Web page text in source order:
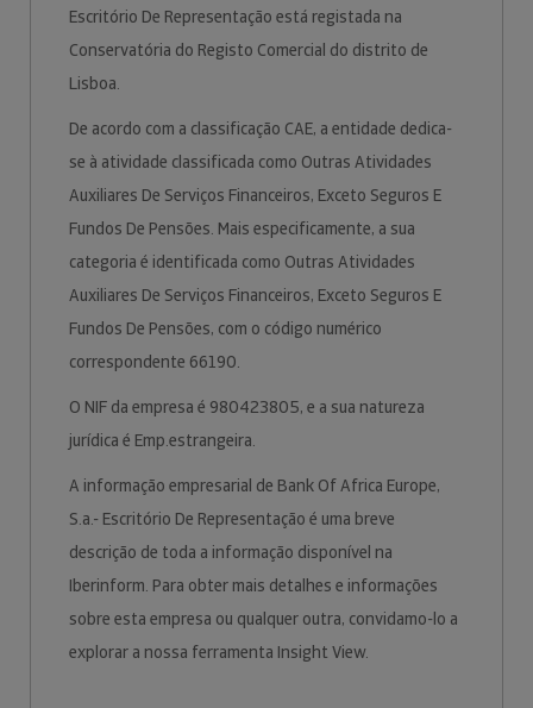
Escritório De Representação está registada na
Conservatória do Registo Comercial do distrito de
Lisboa.
De acordo com a classificação CAE, a entidade dedica-
se à atividade classificada como Outras Atividades
Auxiliares De Serviços Financeiros, Exceto Seguros E
Fundos De Pensões. Mais especificamente, a sua
categoria é identificada como Outras Atividades
Auxiliares De Serviços Financeiros, Exceto Seguros E
Fundos De Pensões, com o código numérico
correspondente 66190.
O NIF da empresa é 980423805, e a sua natureza
jurídica é Emp.estrangeira.
A informação empresarial de Bank Of Africa Europe,
S.a.- Escritório De Representação é uma breve
descrição de toda a informação disponível na
Iberinform. Para obter mais detalhes e informações
sobre esta empresa ou qualquer outra, convidamo-lo a
explorar a nossa ferramenta Insight View.